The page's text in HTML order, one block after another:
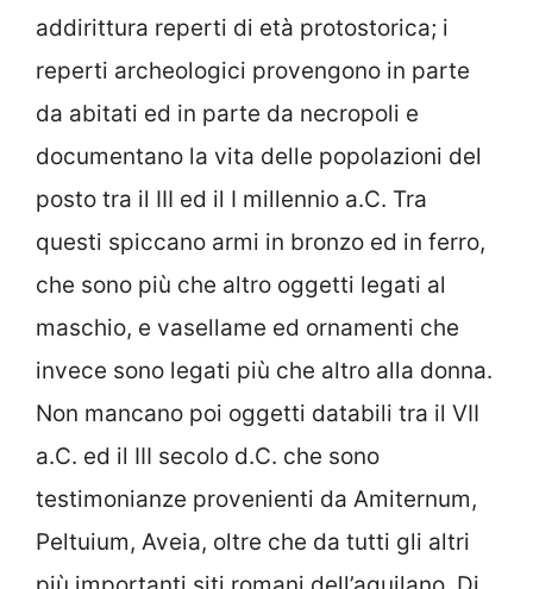
addirittura reperti di età protostorica; i
reperti archeologici provengono in parte
da abitati ed in parte da necropoli e
documentano la vita delle popolazioni del
posto tra il III ed il I millennio a.C. Tra
questi spiccano armi in bronzo ed in ferro,
che sono più che altro oggetti legati al
maschio, e vasellame ed ornamenti che
invece sono legati più che altro alla donna.
Non mancano poi oggetti databili tra il VII
a.C. ed il III secolo d.C. che sono
testimonianze provenienti da Amiternum,
Peltuium, Aveia, oltre che da tutti gli altri